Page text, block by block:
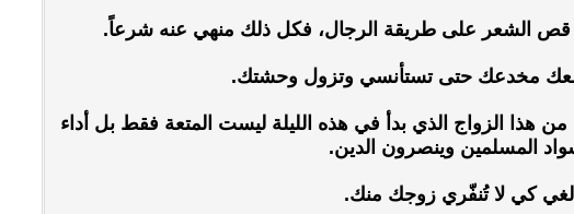
قص الشعر على طريقة الرجال، فكل ذلك منهي عنه شرعاً.
مخدعك حتى تستأنسي وتزول وحشتك.
الزواج الذي بدأ في هذه الليلة ليست المتعة فقط بل أداء
المسلمين وينصرون الدين.
كي لا تُنفّري زوجك منك.